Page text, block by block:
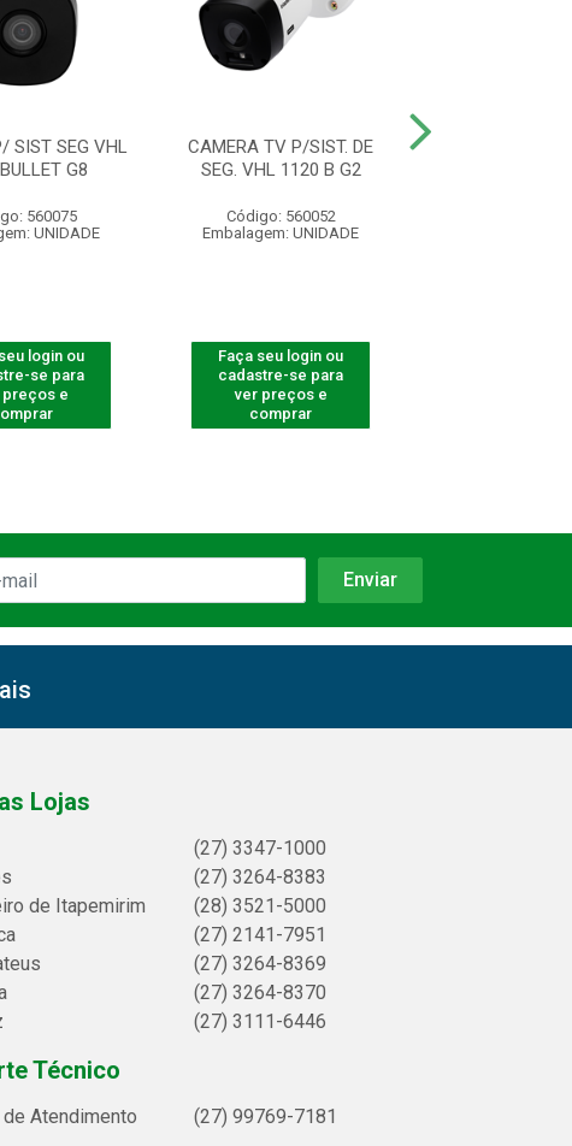
SIST SEG VHL
G8
560075
UNIDADE
login ou
se para
preços e
CAMERA TV P/SIST. DE
SEG. VHL 1120 B G2
Código: 560052
Embalagem: UNIDADE
Faça seu login ou
cadastre-se para
ver preços e
comprar
Lojas
(27) 3347-1000
(27) 3264-8383
de Itapemirim
(28) 3521-5000
(27) 2141-7951
(27) 3264-8369
(27) 3264-8370
(27) 3111-6446
Técnico
de Atendimento (27) 99769-7181